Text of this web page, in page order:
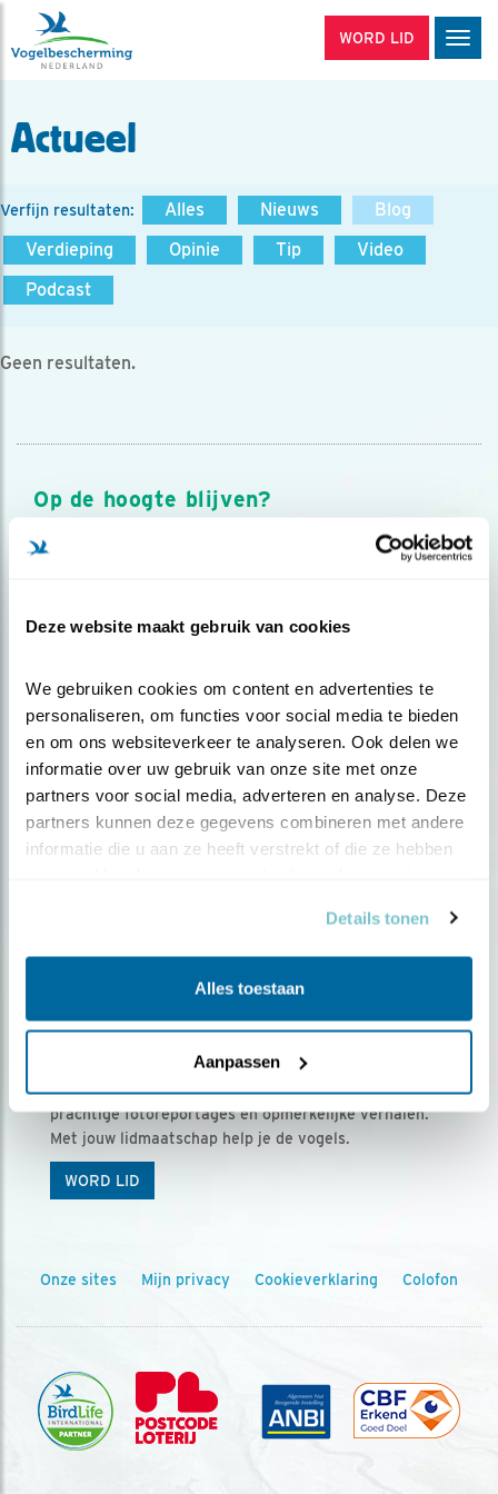
Deze website maakt gebruik van cookies
We gebruiken cookies om content en advertenties te
personaliseren, om functies voor social media te bieden
en om ons websiteverkeer te analyseren. Ook delen we
informatie over uw gebruik van onze site met onze
partners voor social media, adverteren en analyse. Deze
partners kunnen deze gegevens combineren met andere
informatie die u aan ze heeft verstrekt of die ze hebben
Details tonen
Alles toestaan
Aanpassen
WORD LID
Actueel
Verfijn resultaten: Alles Nieuws
Blog
Verdieping
Opinie Tip
Video
Podcast
Geen resultaten.
Op de hoogte blijven?
Meld je aan en ontvang nieuws, inspiratie, acties en tips
over vogels en activiteiten van Vogelbescherming.
Ontvang 5 x Vogels voor € 36,00 per jaar
Vogels is het tijdschrift voor onze leden, met
prachtige fotoreportages en opmerkelijke verhalen.
Met jouw lidmaatschap help je de vogels.
WORD LID
Onze sites Mijn privacy Cookieverklaring Colofon